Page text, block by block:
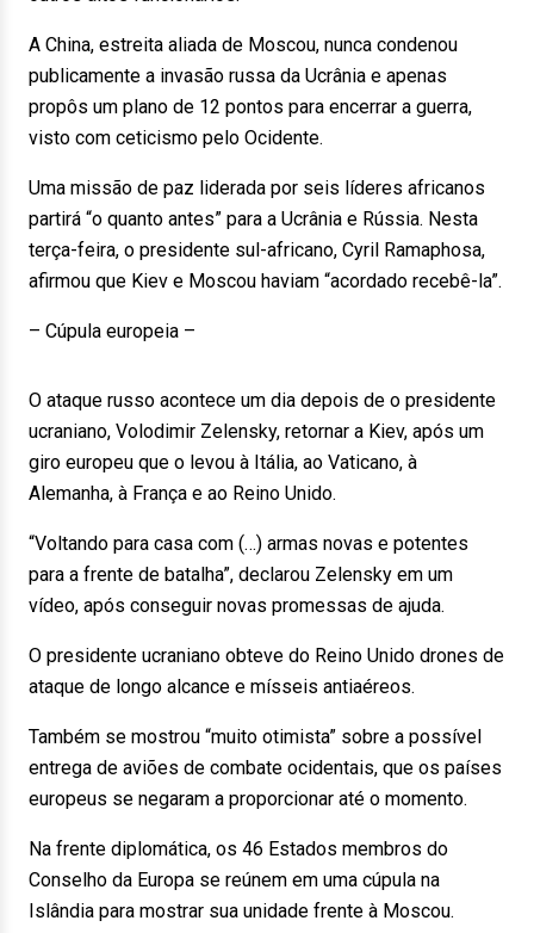
A China, estreita aliada de Moscou, nunca condenou
publicamente a invasão russa da Ucrânia e apenas
propôs um plano de 12 pontos para encerrar a guerra,
visto com ceticismo pelo Ocidente.
Uma missão de paz liderada por seis líderes africanos
partirá “o quanto antes” para a Ucrânia e Rússia. Nesta
terça-feira, o presidente sul-africano, Cyril Ramaphosa,
afirmou que Kiev e Moscou haviam “acordado recebê-la”.
– Cúpula europeia –
O ataque russo acontece um dia depois de o presidente
ucraniano, Volodimir Zelensky, retornar a Kiev, após um
giro europeu que o levou à Itália, ao Vaticano, à
Alemanha, à França e ao Reino Unido.
“Voltando para casa com (…) armas novas e potentes
para a frente de batalha”, declarou Zelensky em um
vídeo, após conseguir novas promessas de ajuda.
O presidente ucraniano obteve do Reino Unido drones de
ataque de longo alcance e mísseis antiaéreos.
Também se mostrou “muito otimista” sobre a possível
entrega de aviões de combate ocidentais, que os países
europeus se negaram a proporcionar até o momento.
Na frente diplomática, os 46 Estados membros do
Conselho da Europa se reúnem em uma cúpula na
Islândia para mostrar sua unidade frente à Moscou.